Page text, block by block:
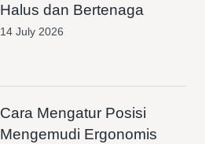
Halus dan Bertenaga
14 July 2026
Cara Mengatur Posisi
Mengemudi Ergonomis